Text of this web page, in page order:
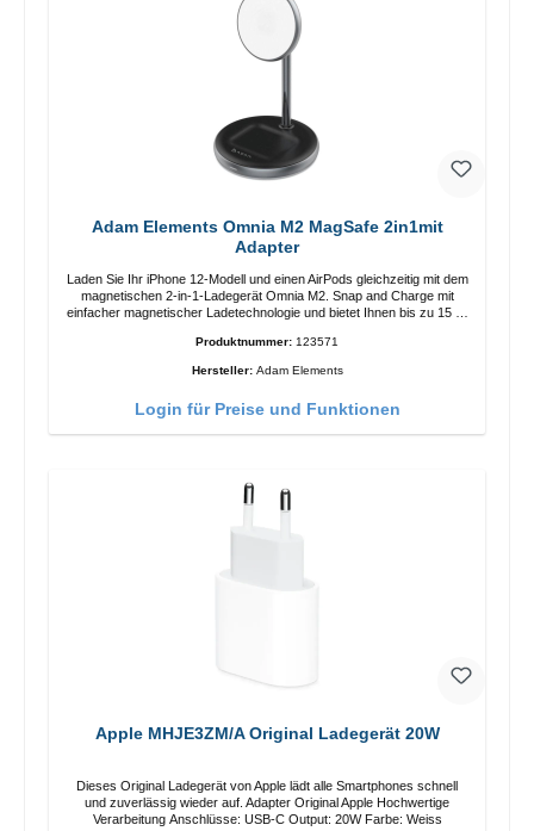
Adam Elements Omnia M2 MagSafe 2in1mit
Adapter
Laden Sie Ihr iPhone 12-Modell und einen AirPods gleichzeitig mit dem
magnetischen 2-in-1-Ladegerät Omnia M2. Snap and Charge mit
einfacher magnetischer Ladetechnologie und bietet Ihnen bis zu 15 W
ermöglicht das Design mit einstellbarem Ladewinkel eine einfache
Anpassung der Ladeposition für das iPhone 12 für das beste Erlebnis.
Serie Laden Sie Ihr iPhone bequem vertikal oder horizontal auf Auf
Produktnummer: 123571
Hersteller: Adam Elements
Login für Preise und Funktionen
Apple MHJE3ZM/A Original Ladegerät 20W
Dieses Original Ladegerät von Apple lädt alle Smartphones schnell
und zuverlässig wieder auf. Adapter Original Apple Hochwertige
Verarbeitung Anschlüsse: USB-C Output: 20W Farbe: Weiss